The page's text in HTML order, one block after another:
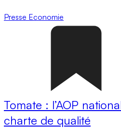
Presse Economie
Tomate : l’AOP
charte de qualité